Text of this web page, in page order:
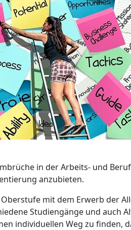
in der Arbeits- und
anzubieten.
mit dem Erwerb der
Studiengänge und auch
individuellen Weg zu finden,